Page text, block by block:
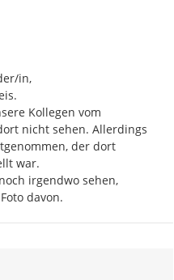
in,
Kollegen vom
nicht sehen. Allerdings
der dort
war.
irgendwo sehen,
davon.